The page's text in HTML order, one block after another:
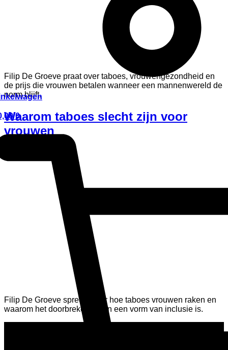
0
Filip De Groeve praat over taboes, vrouwengezondheid en
de prijs die vrouwen betalen wanneer een mannenwereld de
norm blijft.
Waarom taboes slecht zijn voor
vrouwen
Filip De Groeve spreekt over hoe taboes vrouwen raken en
waarom het doorbreken ervan een vorm van inclusie is.